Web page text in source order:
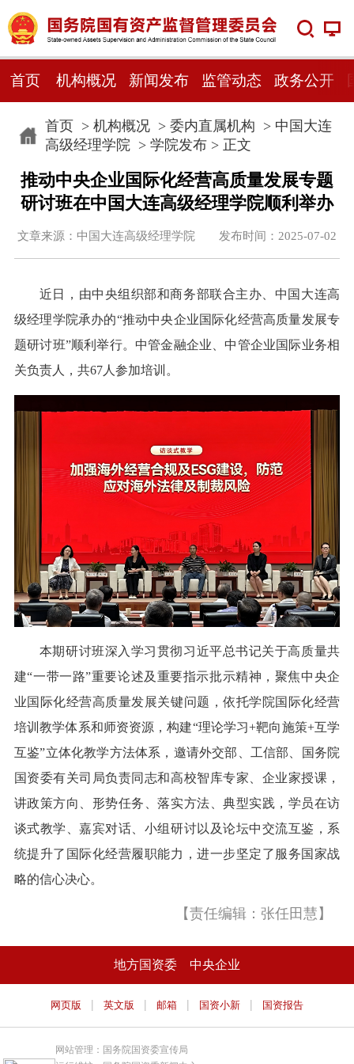
首页 机构概况 新闻发布 监管动态 政务公开
首页> 机构概况> 委内直属机构 > 中国大连
高级经理学院> 学院发布> 正文
推动中央企业国际化经营高质量发展专题
研讨班在中国大连高级经理学院顺利举办
文章来源：中国大连高级经理学院 发布时间：2025-07-02
近日，由中央组织部和商务部联合主办、中国大连高
级经理学院承办的“推动中央企业国际化经营高质量发展专
题研讨班”顺利举行。中管金融企业、中管企业国际业务相
关负责人，共67人参加培训。
本期研讨班深入学习贯彻习近平总书记关于高质量共
建“一带一路”重要论述及重要指示批示精神，聚焦中央企
业国际化经营高质量发展关键问题，依托学院国际化经营
培训教学体系和师资资源，构建“理论学习+靶向施策+互学
互鉴”立体化教学方法体系，邀请外交部、工信部、国务院
国资委有关司局负责同志和高校智库专家、企业家授课，
讲政策方向、形势任务、落实方法、典型实践，学员在访
谈式教学、嘉宾对话、小组研讨以及论坛中交流互鉴，系
统提升了国际化经营履职能力，进一步坚定了服务国家战
略的信心决心。
【责任编辑：张任田慧】
地方国资委 中央企业
网页版 | 英文版 | 邮箱 | 国资小新 | 国资报告
网站管理：国务院国资委宣传局